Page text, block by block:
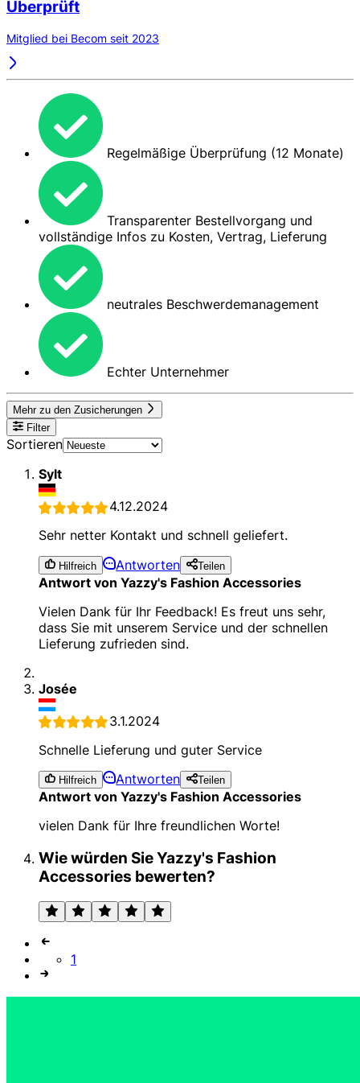
Überprüft
Mitglied bei Becom seit 2023
Regelmäßige Überprüfung (12 Monate)
Transparenter Bestellvorgang und
vollständige Infos zu Kosten, Vertrag, Lieferung
neutrales Beschwerdemanagement
Echter Unternehmer
Mehr zu den Zusicherungen
Filter
Sortieren
Sylt
4.12.2024
Sehr netter Kontakt und schnell geliefert.
Hilfreich Antworten Teilen
Antwort von Yazzy's Fashion Accessories
Vielen Dank für Ihr Feedback! Es freut uns sehr,
dass Sie mit unserem Service und der schnellen
Lieferung zufrieden sind.
Josée
3.1.2024
Schnelle Lieferung und guter Service
Hilfreich Antworten Teilen
Antwort von Yazzy's Fashion Accessories
vielen Dank für Ihre freundlichen Worte!
Wie würden Sie Yazzy's Fashion
Accessories bewerten?
1